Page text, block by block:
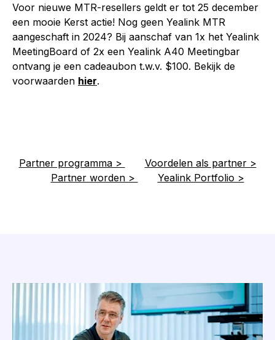
Voor nieuwe MTR-resellers geldt er tot 25 december
een mooie Kerst actie! Nog geen Yealink MTR
aangeschaft in 2024? Bij aanschaf van 1x het Yealink
MeetingBoard of 2x een Yealink A40 Meetingbar
ontvang je een cadeaubon t.w.v. $100. Bekijk de
voorwaarden hier.
Partner programma >
Voordelen als partner >
Partner worden >
Yealink Portfolio >